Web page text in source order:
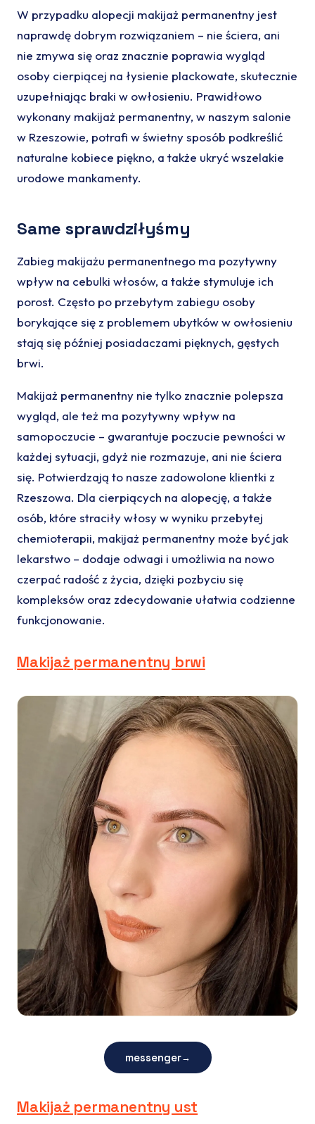
W przypadku alopecji makijaż permanentny jest
naprawdę dobrym rozwiązaniem – nie ściera, ani
nie zmywa się oraz znacznie poprawia wygląd
osoby cierpiącej na łysienie plackowate, skutecznie
uzupełniając braki w owłosieniu. Prawidłowo
wykonany makijaż permanentny, w naszym salonie
w Rzeszowie, potrafi w świetny sposób podkreślić
naturalne kobiece piękno, a także ukryć wszelakie
urodowe mankamenty.
Same sprawdziłyśmy
Zabieg makijażu permanentnego ma pozytywny
wpływ na cebulki włosów, a także stymuluje ich
porost. Często po przebytym zabiegu osoby
borykające się z problemem ubytków w owłosieniu
stają się później posiadaczami pięknych, gęstych
brwi.
Makijaż permanentny nie tylko znacznie polepsza
wygląd, ale też ma pozytywny wpływ na
samopoczucie – gwarantuje poczucie pewności w
każdej sytuacji, gdyż nie rozmazuje, ani nie ściera
się. Potwierdzają to nasze zadowolone klientki z
Rzeszowa. Dla cierpiących na alopecję, a także
osób, które straciły włosy w wyniku przebytej
chemioterapii, makijaż permanentny może być jak
lekarstwo – dodaje odwagi i umożliwia na nowo
czerpać radość z życia, dzięki pozbyciu się
kompleksów oraz zdecydowanie ułatwia codzienne
funkcjonowanie.
Makijaż permanentny brwi
messenger→
Makijaż permanentny ust